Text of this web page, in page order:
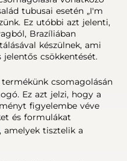
tubusai esetén „I'm
Ez utóbbi azt jelenti,
Brazíliában
készülnek, ami
jelentős csökkentését.
termékünk csomagolásán
Ez azt jelzi, hogy a
figyelembe véve
és formulákat
, amelyek tisztelik a